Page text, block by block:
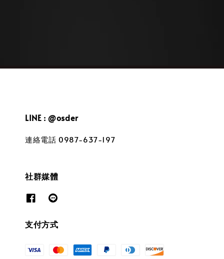
LINE : @osder
連絡電話 0987-637-197
社群媒體
支付方式